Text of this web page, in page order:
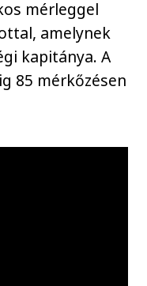
mérleggel
amelynek
kapitánya. A
85 mérkőzésen